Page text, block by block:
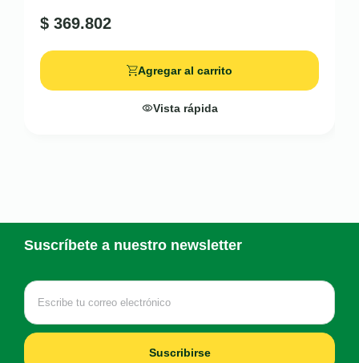
$ 369.802
Agregar al carrito
Vista rápida
Suscríbete a nuestro newsletter
Suscribirse